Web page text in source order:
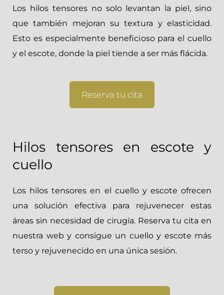
Los hilos tensores no solo levantan la piel, sino
que también mejoran su textura y elasticidad.
Esto es especialmente beneficioso para el cuello
y el escote, donde la piel tiende a ser más flácida.
Reserva tu cita
Hilos tensores en escote y
cuello
Los hilos tensores en el cuello y escote ofrecen
una solución efectiva para rejuvenecer estas
áreas sin necesidad de cirugía. Reserva tu cita en
nuestra web y consigue un cuello y escote más
terso y rejuvenecido en una única sesión.